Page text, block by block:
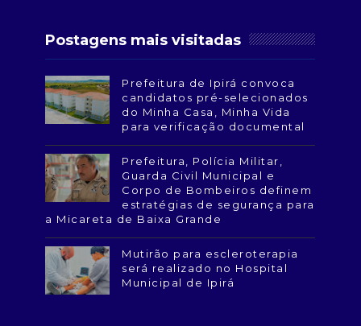
Postagens mais visitadas
Prefeitura de Ipirá convoca
candidatos pré-selecionados
do Minha Casa, Minha Vida
para verificação documental
Prefeitura, Polícia Militar,
Guarda Civil Municipal e
Corpo de Bombeiros definem
estratégias de segurança para
a Micareta de Baixa Grande
Mutirão para escleroterapia
será realizado no Hospital
Municipal de Ipirá